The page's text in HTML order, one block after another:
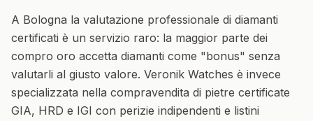
A Bologna la valutazione professionale di diamanti
certificati è un servizio raro: la maggior parte dei
compro oro accetta diamanti come "bonus" senza
valutarli al giusto valore. Veronik Watches è invece
specializzata nella compravendita di pietre certificate
GIA, HRD e IGI con perizie indipendenti e listini